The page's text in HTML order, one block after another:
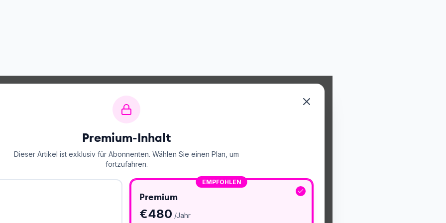
Premium-Inhalt
Dieser Artikel ist exklusiv für Abonnenten. Wählen Sie einen Plan, um
fortzufahren.
EMPFOHLEN
Premium
€480 /Jahr